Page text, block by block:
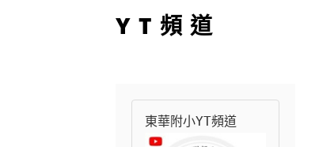
YT頻道
東華附小YT頻道